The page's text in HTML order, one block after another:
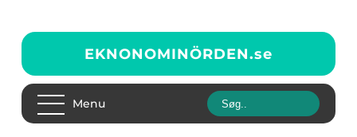
EKNONOMINÖRDEN.se
Menu